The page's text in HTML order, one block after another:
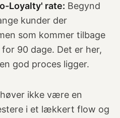
Loyalty' rate: Begynd
kunder der
som kommer tilbage
90 dage. Det er her,
god proces ligger.
ikke være en
i et lækkert flow og